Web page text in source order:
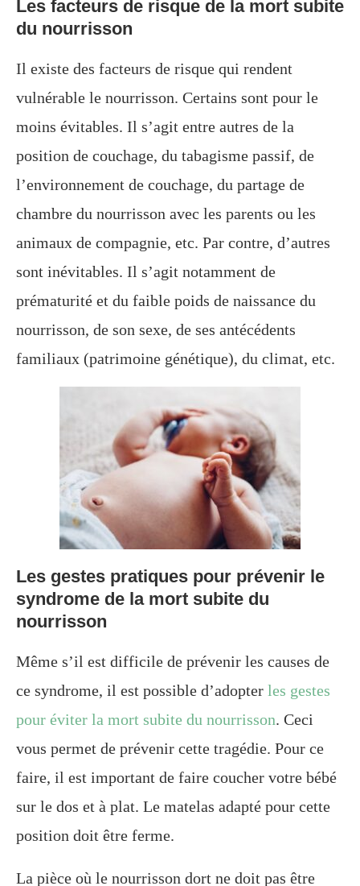
Les facteurs de risque de la mort subite
du nourrisson
Il existe des facteurs de risque qui rendent
vulnérable le nourrisson. Certains sont pour le
moins évitables. Il s’agit entre autres de la
position de couchage, du tabagisme passif, de
l’environnement de couchage, du partage de
chambre du nourrisson avec les parents ou les
animaux de compagnie, etc. Par contre, d’autres
sont inévitables. Il s’agit notamment de
prématurité et du faible poids de naissance du
nourrisson, de son sexe, de ses antécédents
familiaux (patrimoine génétique), du climat, etc.
Les gestes pratiques pour prévenir le
syndrome de la mort subite du
nourrisson
Même s’il est difficile de prévenir les causes de
ce syndrome, il est possible d’adopter les gestes
pour éviter la mort subite du nourrisson. Ceci
vous permet de prévenir cette tragédie. Pour ce
faire, il est important de faire coucher votre bébé
sur le dos et à plat. Le matelas adapté pour cette
position doit être ferme.
La pièce où le nourrisson dort ne doit pas être